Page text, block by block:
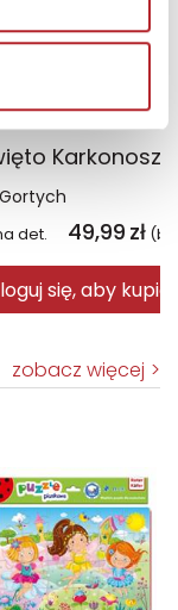
Karkonoszy
det. 49,99 zł
się, aby kupić
zobacz więcej